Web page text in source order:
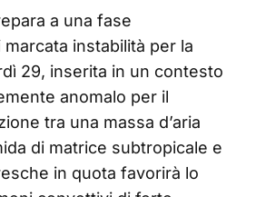
a una fase
instabilità per la
29, inserita in un contesto
anomalo per il
tra una massa d’aria
di matrice subtropicale e
in quota favorirà lo